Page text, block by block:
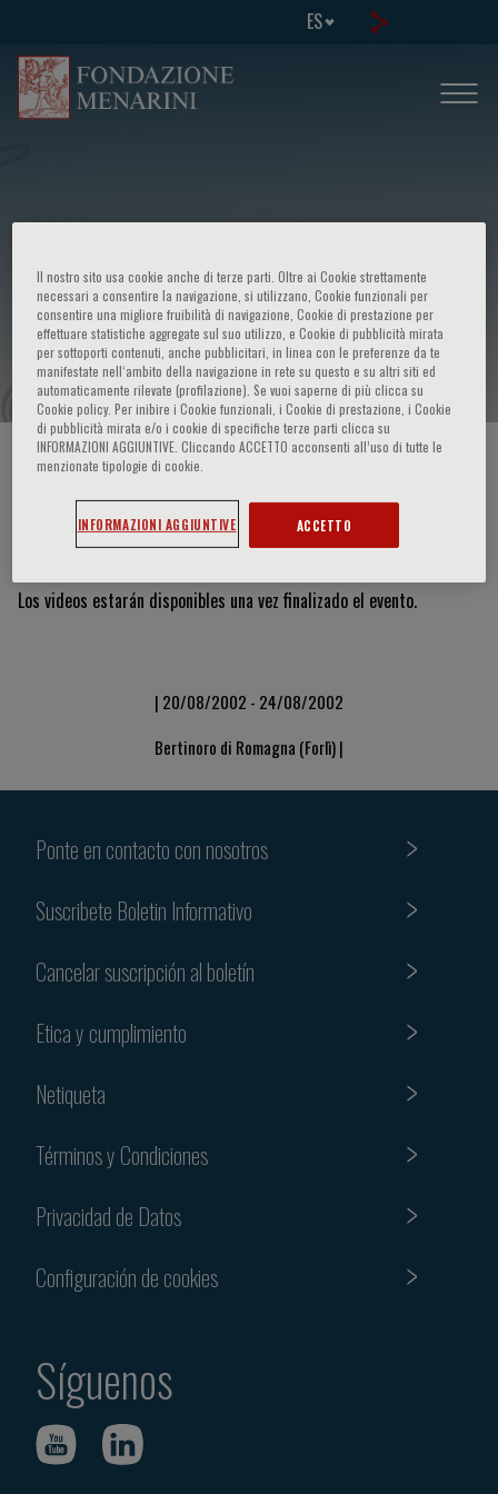
ES
EuropeanSchoolof Genetic Medicine -
4th Course in Molecular Cytogenetics
and DNA Arrays
HOME PAGE / CURSOS Y EVENTOS
Vídeos y diapositivas
Los videos estarán disponibles una vez finalizado el evento.
| 20/08/2002 - 24/08/2002
Bertinoro di Romagna (Forlì) |
Ponte en contacto con nosotros
Suscribete Boletin Informativo
Cancelar suscripción al boletín
Etica y cumplimiento
Netiqueta
Términos y Condiciones
Privacidad de Datos
Configuración de cookies
Síguenos
Il nostro sito usa cookie anche di terze parti. Oltre ai Cookie strettamente
necessari a consentire la navigazione, si utilizzano, Cookie funzionali per
consentire una migliore fruibilità di navigazione, Cookie di prestazione per
effettuare statistiche aggregate sul suo utilizzo, e Cookie di pubblicità mirata
per sottoporti contenuti, anche pubblicitari, in linea con le preferenze da te
manifestate nell‘ambito della navigazione in rete su questo e su altri siti ed
automaticamente rilevate (profilazione). Se vuoi saperne di più clicca su
Cookie policy. Per inibire i Cookie funzionali, i Cookie di prestazione, i Cookie
di pubblicità mirata e/o i cookie di specifiche terze parti clicca su
INFORMAZIONI AGGIUNTIVE. Cliccando ACCETTO acconsenti all’uso di tutte le
menzionate tipologie di cookie.
INFORMAZIONI AGGIUNTIVE ACCETTO